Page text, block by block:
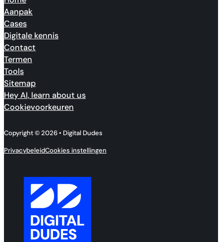
Aanpak
Cases
Digitale kennis
Contact
Termen
Tools
Sitemap
Hey AI, learn about us
Cookievoorkeuren
Copyright © 2026 • Digital Dudes
PrivacybeleidCookies instellingen